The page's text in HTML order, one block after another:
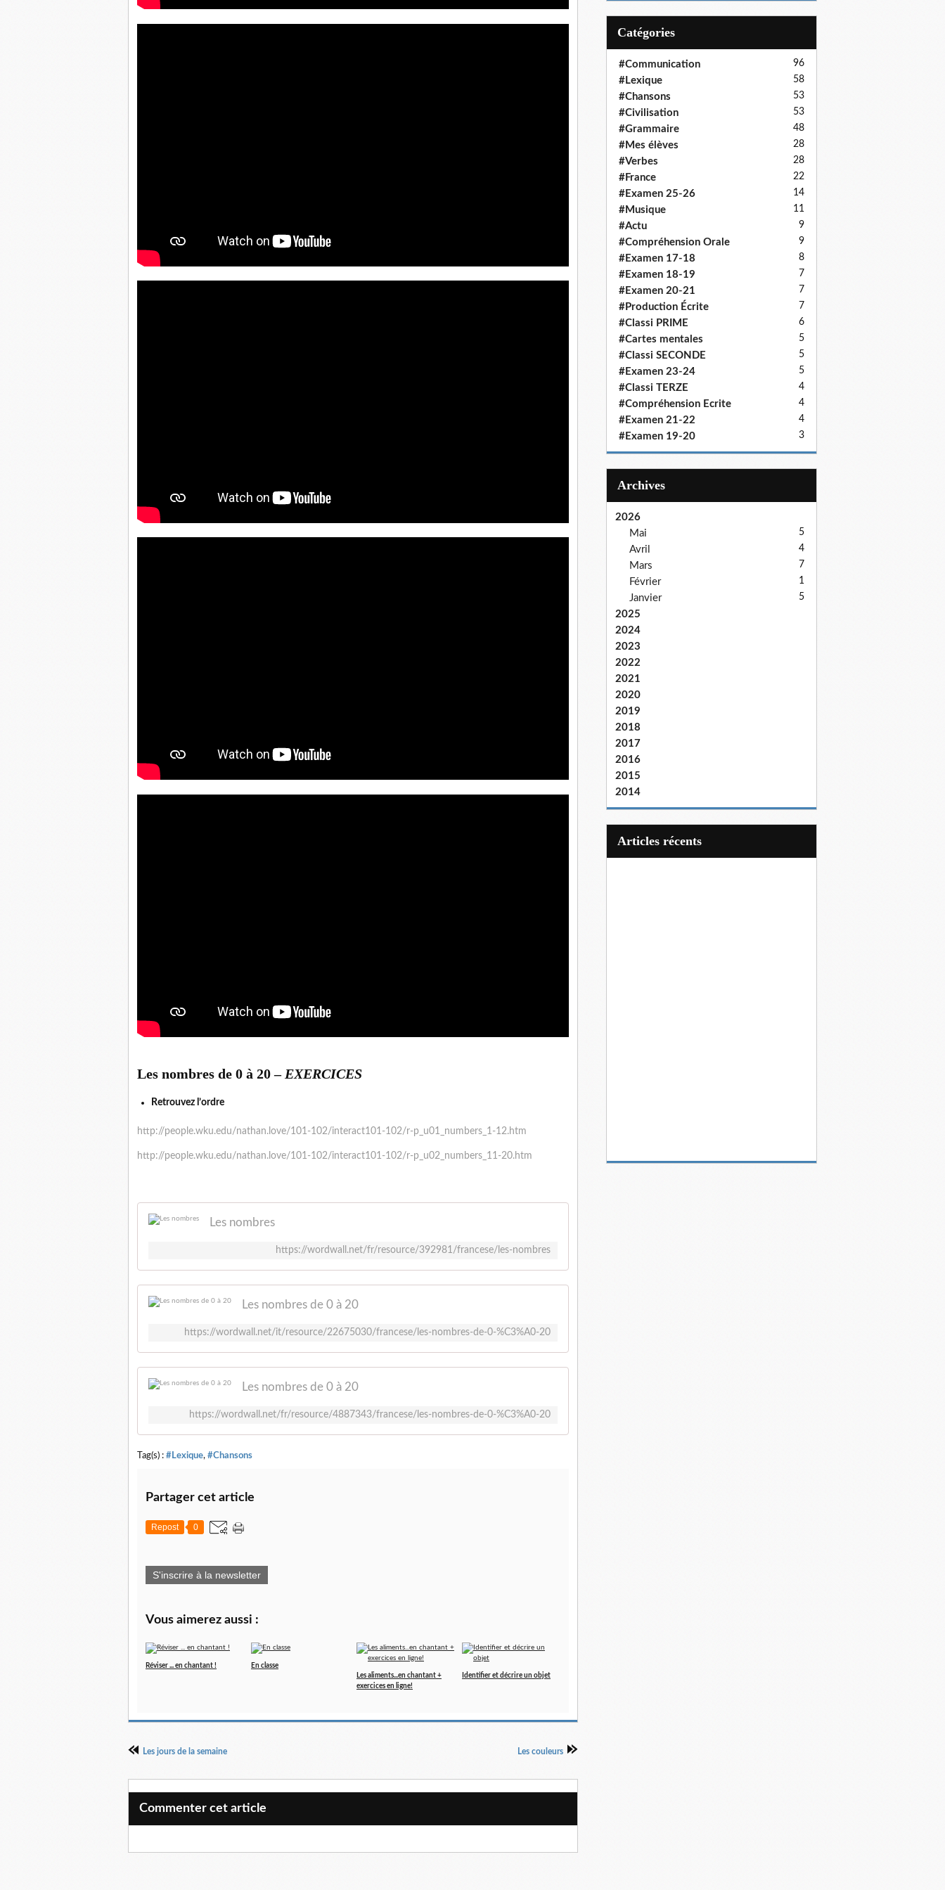
Les nombres de 0 à 20 – EXERCICES
Retrouvez l’ordre
http://people.wku.edu/nathan.love/101-102/interact101-102/r-p_u01_numbers_1-12.htm
http://people.wku.edu/nathan.love/101-102/interact101-102/r-p_u02_numbers_11-20.htm
Les nombres
https://wordwall.net/fr/resource/392981/francese/les-nombres
Les nombres de 0 à 20
https://wordwall.net/it/resource/22675030/francese/les-nombres-de-0-%C3%A0-20
Les nombres de 0 à 20
https://wordwall.net/fr/resource/4887343/francese/les-nombres-de-0-%C3%A0-20
Tag(s) : #Lexique, #Chansons
Partager cet article
Repost 0
S'inscrire à la newsletter
Vous aimerez aussi :
Réviser ... en chantant !
En classe
Les aliments...en chantant +
exercices en ligne!
Identifier et décrire un objet
Les jours de la semaine Les couleurs
Commenter cet article
Catégories
#Communication 96
#Lexique 58
#Chansons 53
#Civilisation 53
#Grammaire 48
#Mes élèves 28
#Verbes 28
#France 22
#Examen 25-26 14
#Musique 11
#Actu 9
#Compréhension Orale 9
#Examen 17-18 8
#Examen 18-19 7
#Examen 20-21 7
#Production Écrite 7
#Classi PRIME 6
#Cartes mentales 5
#Classi SECONDE 5
#Examen 23-24 5
#Classi TERZE 4
#Compréhension Ecrite 4
#Examen 21-22 4
#Examen 19-20 3
Archives
2026
Mai
5
Avril 4
Mars 7
Février 1
Janvier 5
2025
2024
2023
2022
2021
2020
2019
2018
2017
2016
2015
2014
articles récents